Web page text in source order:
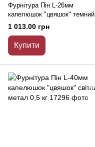
Фурнітура Пін L-26мм
капелюшок "цвяшок" темний
метал 1кг
1 013.00 грн
Купити